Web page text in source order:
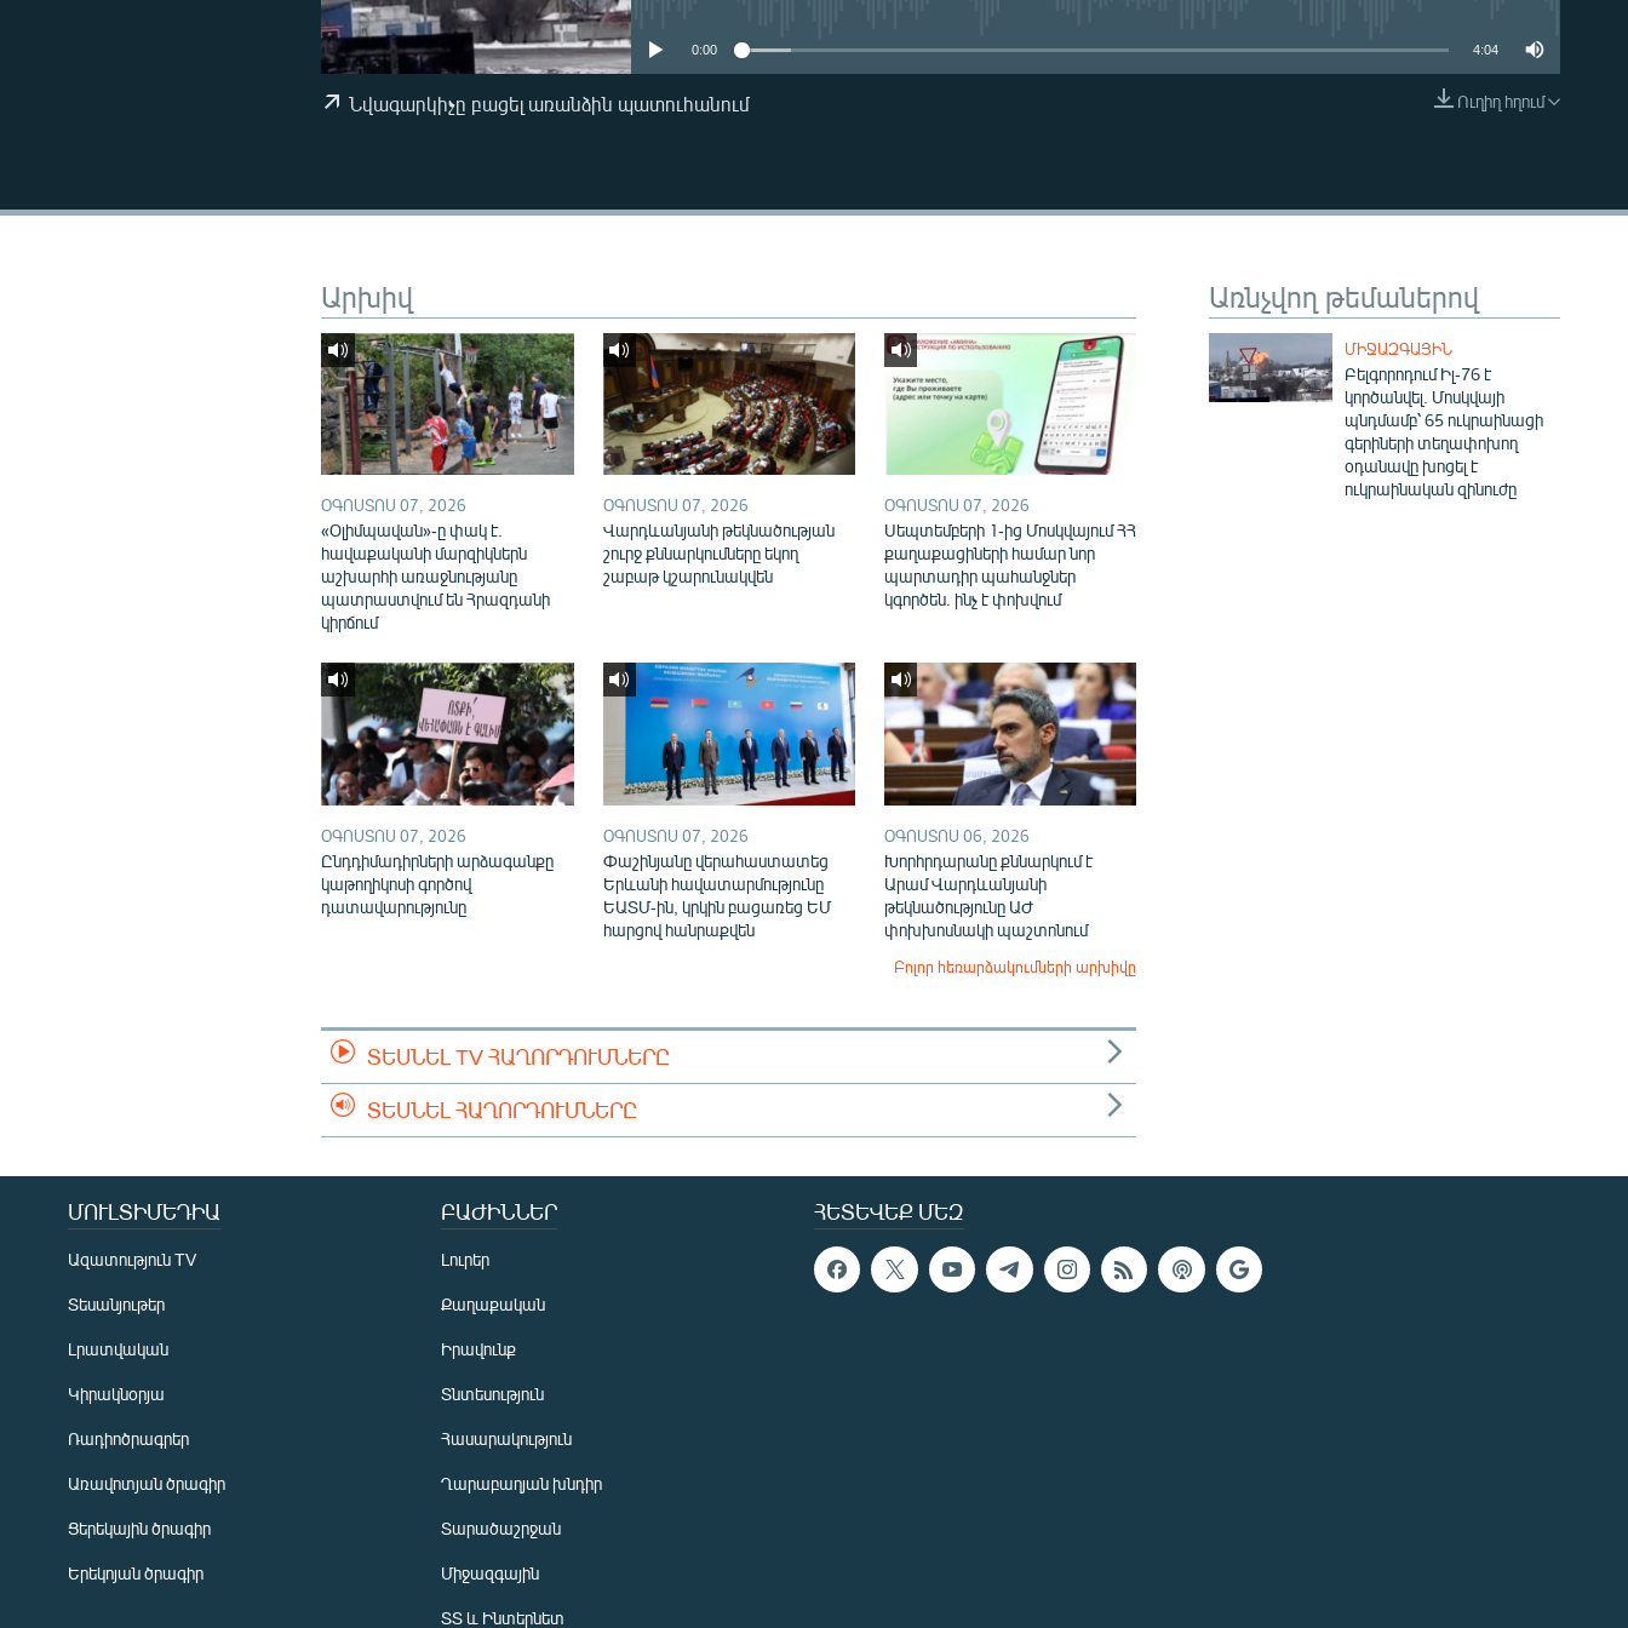
ԿՈՐՈՆԱՎԻՐՈՒՍ
EMBED
0:00 4:04
Ուղիղ հղում
Նվագարկիչը բացել առանձին պատուհանում
Առնչվող թեմաներով
ՄԻՋԱԶԳԱՅԻՆ
Բելգորոդում Իլ-76 է
կործանվել. Մոսկվայի
պնդմամբ՝ 65 ուկրաինացի
գերիների տեղափոխող
օդանավը խոցել է
ուկրաինական զինուժը
Արխիվ
ՕԳՈՍՏՈՍ 07, 2026
«Օլիմպավան»-ը փակ է.
հավաքականի մարզիկներն
աշխարհի առաջնությանը
պատրաստվում են Հրազդանի
կիրճում
ՕԳՈՍՏՈՍ 07, 2026
Վարդևանյանի թեկնածության
շուրջ քննարկումները եկող
շաբաթ կշարունակվեն
ՕԳՈՍՏՈՍ 07, 2026
Սեպտեմբերի 1-ից Մոսկվայում ՀՀ
քաղաքացիների համար նոր
պարտադիր պահանջներ
կգործեն. ինչ է փոխվում
ՕԳՈՍՏՈՍ 07, 2026
Ընդդիմադիրների արձագանքը
կաթողիկոսի գործով
դատավարությունը
ՕԳՈՍՏՈՍ 07, 2026
Փաշինյանը վերահաստատեց
Երևանի հավատարմությունը
ԵԱՏՄ-ին, կրկին բացառեց ԵՄ
հարցով հանրաքվեն
ՕԳՈՍՏՈՍ 06, 2026
Խորհրդարանը քննարկում է
Արամ Վարդևանյանի
թեկնածությունը ԱԺ
փոխխոսնակի պաշտոնում
Բոլոր հեռարձակումների արխիվը
ՏԵՍՆԵԼ TV ՀԱՂՈՐԴՈՒՄՆԵՐԸ
ՏԵՍՆԵԼ ՀԱՂՈՐԴՈՒՄՆԵՐԸ
ՀԵՏԵՎԵՔ ՄԵԶ
ՄՈՒԼՏԻՄԵԴԻԱ
Ազատություն TV
Տեսանյութեր
Լրատվական
Կիրակնօրյա
Ռադիոծրագրեր
Առավոտյան ծրագիր
Ցերեկային ծրագիր
Երեկոյան ծրագիր
ԲԱԺԻՆՆԵՐ
Լուրեր
Քաղաքական
Իրավունք
Տնտեսություն
Հասարակություն
Ղարաբաղյան խնդիր
Տարածաշրջան
Միջազգային
ՏՏ և Ինտերնետ